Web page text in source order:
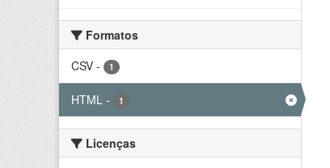
Formatos
CSV - 1
HTML - 1
Licenças